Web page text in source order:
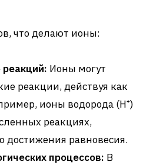
что делают ионы:
Ионы могут
реакции, действуя как
ионы водорода (H⁺)
реакциях,
достижения равновесия.
процессов: В